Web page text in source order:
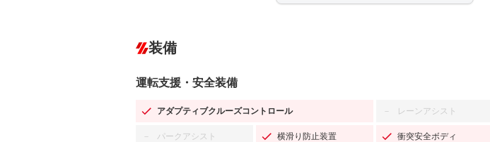
装備
運転支援・安全装備
アダプティブクルーズコントロール － レーンアシスト
－ パークアシスト 横滑り防止装置 衝突安全ボディ